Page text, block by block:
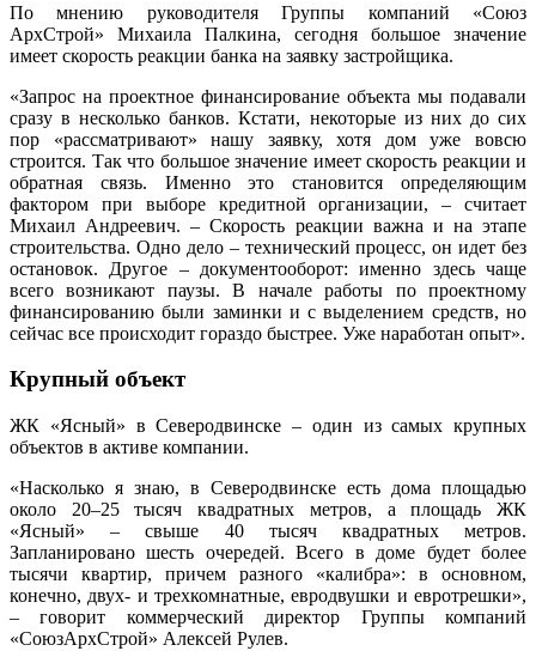
По мнению руководителя Группы компаний «Союз​
АрхСтрой» Михаила Палкина, сегодня большое значение
имеет скорость реакции банка на заявку застройщика.
«Запрос на проектное финансирование объекта мы подавали
сразу в несколько банков. Кстати, некоторые из них до сих
пор «рассматривают» нашу заявку, хотя дом уже вовсю
строится. Так что большое значение имеет скорость реакции и
обратная связь. Именно это становится определяющим
фактором при выборе кредитной организации, – считает
Михаил Андреевич. – Скорость реакции важна и на этапе
строительства. Одно дело – технический процесс, он идет без
остановок. Другое – документооборот: именно здесь чаще
всего возникают паузы. В начале работы по проектному
финансированию были заминки и с выделением средств, но
сейчас все происходит гораздо быстрее. Уже наработан опыт».
Крупный объект
ЖК «Ясный» в Северодвинске – один из самых крупных
объектов в активе компании.
«Насколько я знаю, в Северодвинске есть дома площадью
около 20–25 тысяч квадратных метров, а площадь ЖК
«Ясный» – свыше 40 тысяч квадратных метров.
Запланировано шесть очередей. Всего в доме будет более
тысячи квартир, причем разного «калибра»: в основном,
конечно, двух- и трехкомнатные, евродвушки и евротрешки»,
– говорит коммерческий директор Группы компаний
«СоюзАрхСтрой» Алексей Рулев.